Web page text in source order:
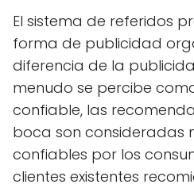
El sistema de referidos
forma de publicidad
diferencia de la
menudo se percibe
confiable, las
boca son consideradas
confiables por los
clientes existentes